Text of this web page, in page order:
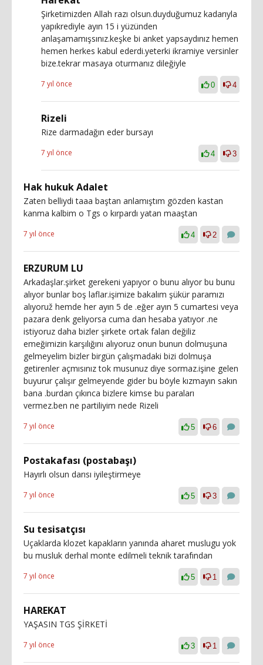
Şirketimizden Allah razı olsun.duyduğumuz kadarıyla
yapıkrediyle ayın 15 i yüzünden
anlaşamamışsınız.keşke bi anket yapsaydınız hemen
hemen herkes kabul ederdi.yeterki ikramiye versinler
bize.tekrar masaya oturmanız dileğiyle
7 yıl önce 0 4
Rizeli
Rize darmadağın eder bursayı
7 yıl önce 4 3
Hak hukuk Adalet
Zaten belliydi taaa baştan anlamıştım gözden kastan
kanma kalbim o Tgs o kırpardı yatan maaştan
7 yıl önce 4 2
ERZURUM LU
Arkadaşlar.şirket gerekeni yapıyor o bunu alıyor bu bunu
alıyor bunlar boş laflar.işimize bakalım şükür paramızı
alıyoruž hemde her ayın 5 de .eğer ayın 5 cumartesi veya
pazara denk geliyorsa cuma dan hesaba yatıyor .ne
istiyoruz daha bizler şirkete ortak falan değiliz
emeğimizin karşılığını alıyoruz onun bunun dolmuşuna
gelmeyelim bizler birgün çalışmadaki bizi dolmuşa
getirenler açmısınız tok musunuz diye sormaz.işine gelen
buyurur çalışır gelmeyende gider bu böyle kızmayın sakın
bana .burdan çıkınca bizlere kimse bu paraları
vermez.ben ne partiliyim nede Rizeli
7 yıl önce 5 6
Postakafası (postabaşı)
Hayırlı olsun darısı iyileştirmeye
7 yıl önce 5 3
Su tesisatçısı
Uçaklarda klozet kapakların yanında aharet muslugu yok
bu musluk derhal monte edilmeli teknik tarafından
7 yıl önce 5 1
HAREKAT
YAŞASIN TGS ŞİRKETİ
7 yıl önce 3 1